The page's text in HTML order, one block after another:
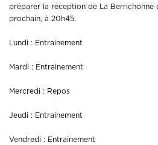
préparer la réception de La Berrichonne
prochain, à 20h45.
Lundi : Entrainement
Mardi : Entrainement
Mercredi : Repos
Jeudi : Entrainement
Vendredi : Entrainement